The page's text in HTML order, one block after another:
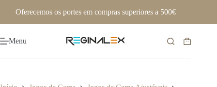
Oferecemos os portes em compras superiores a 500€
Menu
Carrinho